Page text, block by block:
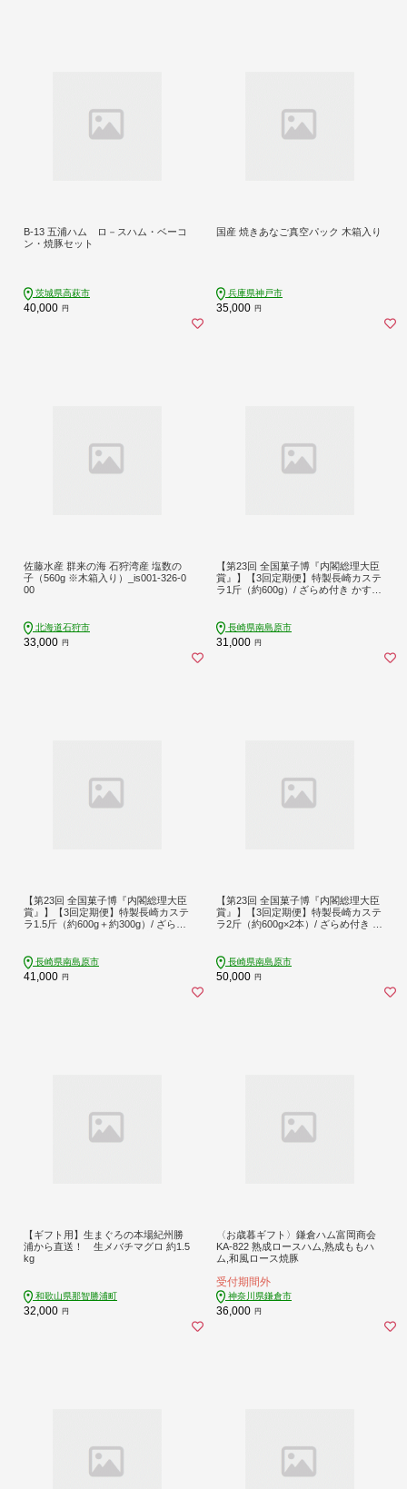
B-13 五浦ハム ロ－スハム・ベーコ
ン・焼豚セット
茨城県高萩市
40,000 円
国産 焼きあなご真空パック 木箱入り
兵庫県神戸市
35,000 円
佐藤水産 群来の海 石狩湾産 塩数の
子（560g ※木箱入り）_is001-326-0
00
北海道石狩市
33,000 円
【第23回 全国菓子博『内閣総理大臣
賞』】【3回定期便】特製長崎カステ
ラ1斤（約600g）/ ざらめ付き かすて
贈り物 贈答用 / 南島原市 / 本田屋か
すてら本舗 [SAW010]
長崎県南島原市
31,000 円
【第23回 全国菓子博『内閣総理大臣
賞』】【3回定期便】特製長崎カステ
ラ1.5斤（約600g＋約300g）/ ざらめ
ーツ ギフト 贈り物 贈答用 / 南島原市
/ 本田屋かすてら本舗 [SAW013]
長崎県南島原市
41,000 円
【第23回 全国菓子博『内閣総理大臣
賞』】【3回定期便】特製長崎カステ
ラ2斤（約600g×2本）/ ざらめ付き か
フト 贈り物 贈答用 / 南島原市 / 本田
屋かすてら本舗 [SAW019]
長崎県南島原市
50,000 円
【ギフト用】生まぐろの本場紀州勝
浦から直送！ 生メバチマグロ 約1.5
kg
和歌山県那智勝浦町
32,000 円
〈お歳暮ギフト〉鎌倉ハム富岡商会
KA-822 熟成ロースハム,熟成ももハ
ム,和風ロース焼豚
受付期間外
神奈川県鎌倉市
36,000 円